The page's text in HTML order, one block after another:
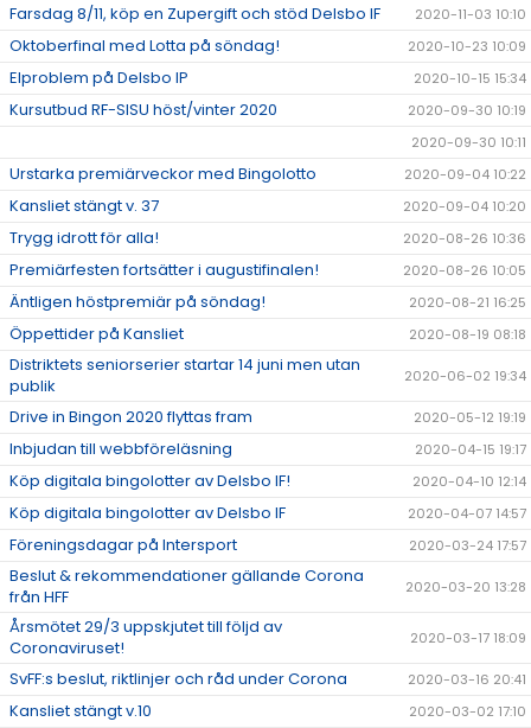
Farsdag 8/11, köp en Zupergift och stöd Delsbo IF 2020-11-03 10:10
Oktoberfinal med Lotta på söndag! 2020-10-23 10:09
Elproblem på Delsbo IP 2020-10-15 15:34
Kursutbud RF-SISU höst/vinter 2020
2020-09-30 10:19
2020-09-30 10:11
Urstarka premiärveckor med Bingolotto 2020-09-04 10:22
Kansliet stängt v. 37 2020-09-04 10:20
Trygg idrott för alla! 2020-08-26 10:36
Premiärfesten fortsätter i augustifinalen! 2020-08-26 10:05
Äntligen höstpremiär på söndag! 2020-08-21 16:25
Öppettider på Kansliet 2020-08-19 08:18
Distriktets seniorserier startar 14 juni men utan
publik
2020-06-02 19:34
Drive in Bingon 2020 flyttas fram 2020-05-12 19:19
Inbjudan till webbföreläsning 2020-04-15 19:17
Köp digitala bingolotter av Delsbo IF! 2020-04-10 12:14
Köp digitala bingolotter av Delsbo IF 2020-04-07 14:57
Föreningsdagar på Intersport 2020-03-24 17:57
Beslut & rekommendationer gällande Corona
från HFF
2020-03-20 13:28
Årsmötet 29/3 uppskjutet till följd av
Coronaviruset!
2020-03-17 18:09
SvFF:s beslut, riktlinjer och råd under Corona 2020-03-16 20:41
Kansliet stängt v.10 2020-03-02 17:10